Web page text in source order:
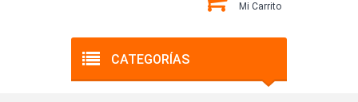
CATEGORÍAS
Mi Carrito